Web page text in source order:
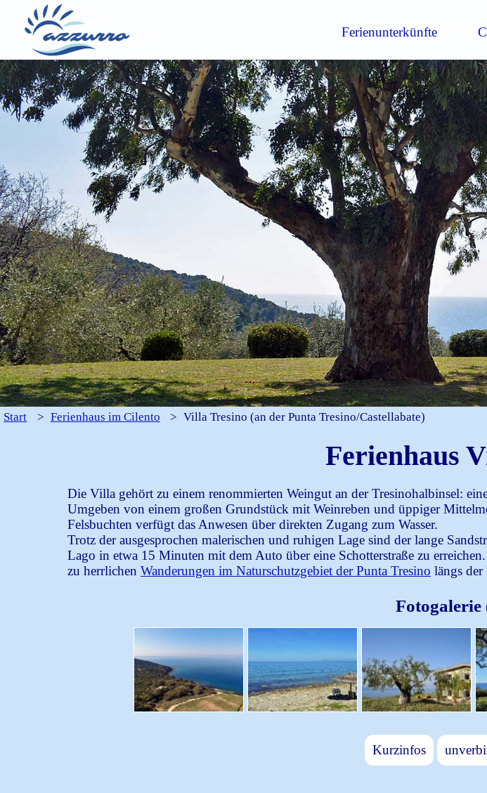
Ferienunterkünfte
Start > Ferienhaus im Cilento > Villa Tresino (an der Punta Tresino/Castellabate)
Ferienhaus
Die Villa gehört zu einem renommierten Weingut an der Tresinohalbinsel:
Umgeben von einem großen Grundstück mit Weinreben und üppiger
Felsbuchten verfügt das Anwesen über direkten Zugang zum Wasser.
Trotz der ausgesprochen malerischen und ruhigen Lage sind der lange
Lago in etwa 15 Minuten mit dem Auto über eine Schotterstraße zu
zu herrlichen Wanderungen im Naturschutzgebiet der Punta Tresino längs der
Fotogalerie
Kurzinfos